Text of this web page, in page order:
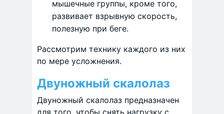
мышечные группы, кроме того,
развивает взрывную скорость,
полезную при беге.
Рассмотрим технику каждого из них
по мере усложнения.
Двуножный скалолаз
Двуножный скалолаз предназначен
для того, чтобы снять нагрузку с